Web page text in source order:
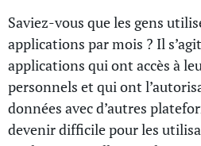
Saviez-vous que les gens
applications par mois ? Il
applications qui ont accès à
personnels et qui ont
données avec d’autres
devenir difficile pour les